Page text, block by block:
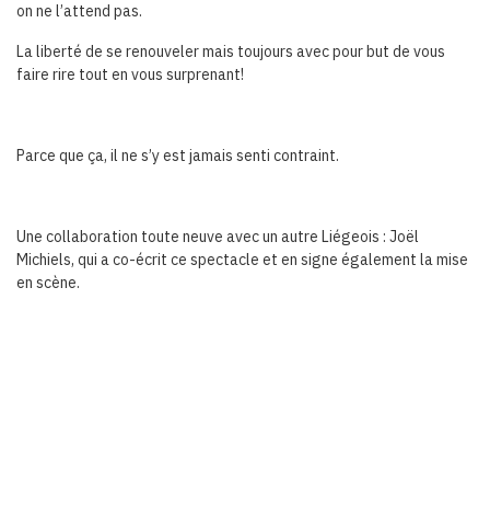
on ne l’attend pas.
La liberté de se renouveler mais toujours avec pour but de vous
faire rire tout en vous surprenant!
Parce que ça, il ne s’y est jamais senti contraint.
Une collaboration toute neuve avec un autre Liégeois : Joël
Michiels, qui a co-écrit ce spectacle et en signe également la mise
en scène.